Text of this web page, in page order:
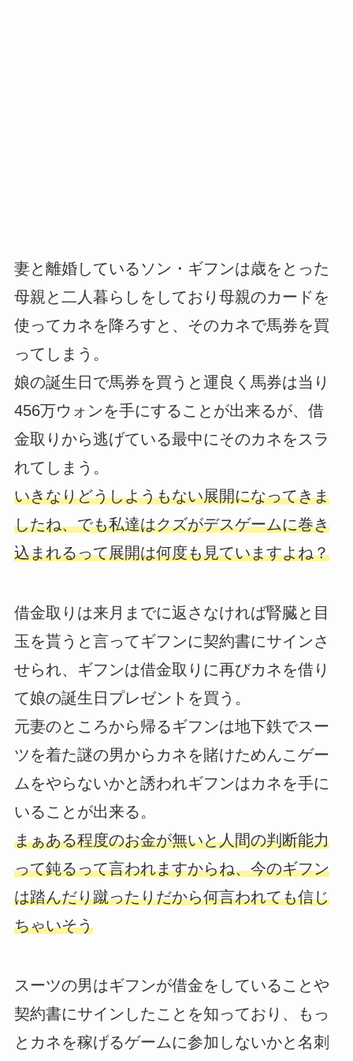
妻と離婚しているソン・ギフンは歳をとった
母親と二人暮らしをしており母親のカードを
使ってカネを降ろすと、そのカネで馬券を買
ってしまう。
娘の誕生日で馬券を買うと運良く馬券は当り
456万ウォンを手にすることが出来るが、借
金取りから逃げている最中にそのカネをスラ
れてしまう。
いきなりどうしようもない展開になってきま
したね、でも私達はクズがデスゲームに巻き
込まれるって展開は何度も見ていますよね？
借金取りは来月までに返さなければ腎臓と目
玉を貰うと言ってギフンに契約書にサインさ
せられ、ギフンは借金取りに再びカネを借り
て娘の誕生日プレゼントを買う。
元妻のところから帰るギフンは地下鉄でスー
ツを着た謎の男からカネを賭けためんこゲー
ムをやらないかと誘われギフンはカネを手に
いることが出来る。
まぁある程度のお金が無いと人間の判断能力
って鈍るって言われますからね、今のギフン
は踏んだり蹴ったりだから何言われても信じ
ちゃいそう
スーツの男はギフンが借金をしていることや
契約書にサインしたことを知っており、もっ
とカネを稼げるゲームに参加しないかと名刺